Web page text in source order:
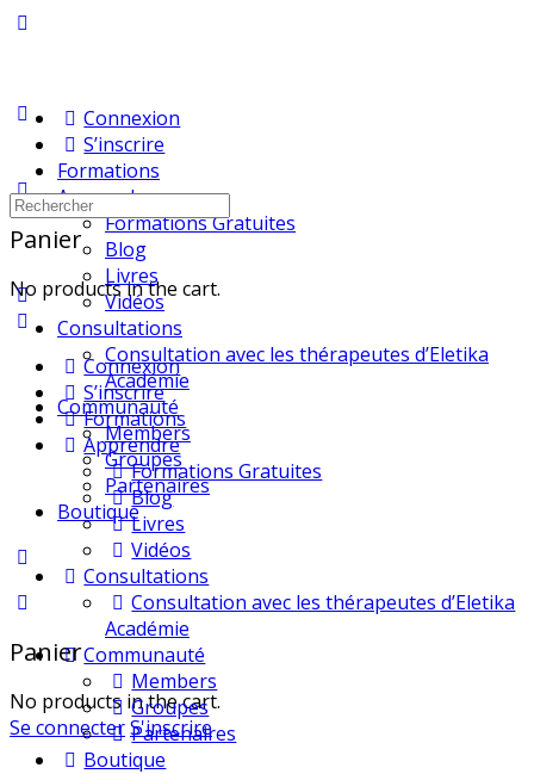
Connexion
S’inscrire
Formations
Apprendre
Formations Gratuites
Blog
Livres
Vidéos
Consultations
Consultation avec les thérapeutes d’Eletika
Académie
Communauté
Members
Groupes
Partenaires
Boutique
Panier
No products in the cart.
Se connecterS'inscrire
Panier
No products in the cart.
Recherche
pour:
Connexion
S’inscrire
Formations
Apprendre
Formations Gratuites
Blog
Livres
Vidéos
Consultations
Consultation avec les thérapeutes d’Eletika
Académie
Communauté
Members
Groupes
Partenaires
Boutique